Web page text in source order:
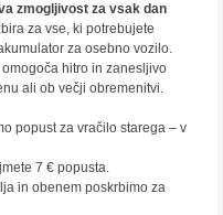
zmogljivost za vsak dan
za vse, ki potrebujete
za osebno vozilo.
hitro in zanesljivo
ali ob večji obremenitvi.
popust za vračilo starega – v
7 € popusta.
in obenem poskrbimo za